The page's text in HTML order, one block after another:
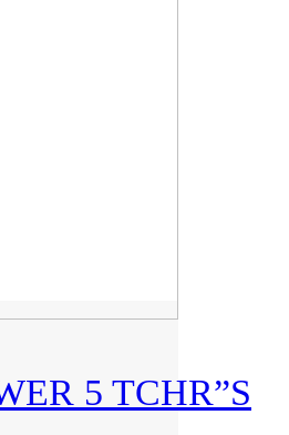
5 TCHR”S